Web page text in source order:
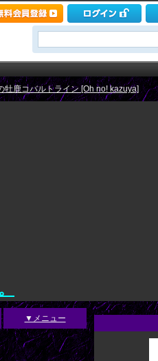
牡鹿コバルトライン [Oh no! kazuya]
▼メニュー